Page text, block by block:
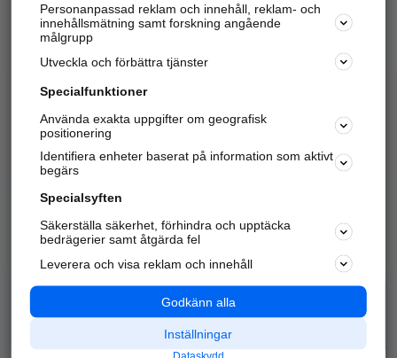
Hitta telefonnummer, adresser, företagsinfo mm.
Marknadsför företaget
Kom igång och annonsera mot
samarbetspartners nära dig.
Alla kategorier
Populära sökningar
API & Kartor
Annonsera
Integritet
Nödnummer
Personanpassad reklam och innehåll, reklam- och
innehållsmätning samt forskning angående
målgrupp
Utveckla och förbättra tjänster
Specialfunktioner
Använda exakta uppgifter om geografisk
positionering
Identifiera enheter baserat på information som aktivt
begärs
Specialsyften
Säkerställa säkerhet, förhindra och upptäcka
bedrägerier samt åtgärda fel
Leverera och visa reklam och innehåll
Godkänn alla
Inställningar
Dataskydd